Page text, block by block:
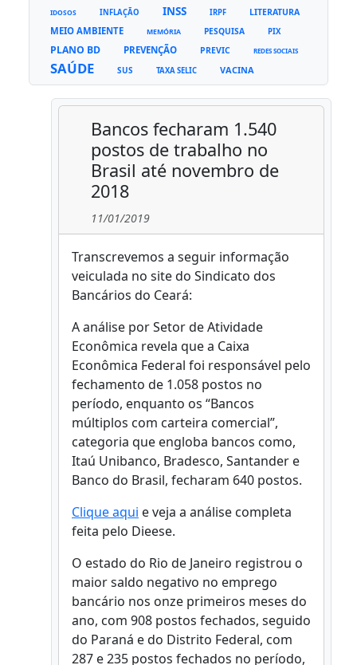
IDOSOS INFLAÇÃO INSS IRPF LITERATURA
MEIO AMBIENTE MEMÓRIA PESQUISA PIX
PLANO BD PREVENÇÃO PREVIC REDES SOCIAIS
SAÚDE SUS TAXA SELIC VACINA
Bancos fecharam 1.540
postos de trabalho no
Brasil até novembro de
2018
11/01/2019
Transcrevemos a seguir informação
veiculada no site do Sindicato dos
Bancários do Ceará:
A análise por Setor de Atividade
Econômica revela que a Caixa
Econômica Federal foi responsável pelo
fechamento de 1.058 postos no
período, enquanto os “Bancos
múltiplos com carteira comercial”,
categoria que engloba bancos como,
Itaú Unibanco, Bradesco, Santander e
Banco do Brasil, fecharam 640 postos.
Clique aqui e veja a análise completa
feita pelo Dieese.
O estado do Rio de Janeiro registrou o
maior saldo negativo no emprego
bancário nos onze primeiros meses do
ano, com 908 postos fechados, seguido
do Paraná e do Distrito Federal, com
287 e 235 postos fechados no período,